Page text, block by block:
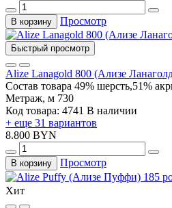
В корзину Просмотр
Быстрый просмотр
Alize Lanagold 800 (Ализе
Состав товара 49% шерсть,51%
Метраж, м 730
Код товара: 4741 В наличии
+ еще 31 вариантов
8.800 BYN
В корзину Просмотр
Хит